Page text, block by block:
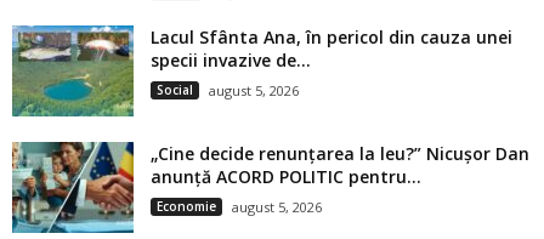
Lacul Sfânta Ana, în pericol din cauza unei
specii invazive de...
Social august 5, 2026
„Cine decide renunțarea la leu?” Nicușor Dan
anunță ACORD POLITIC pentru...
Economie august 5, 2026